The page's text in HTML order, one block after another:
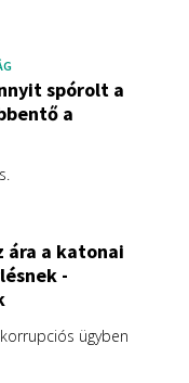
spórolt a
a
ára a katonai
-
ügyben